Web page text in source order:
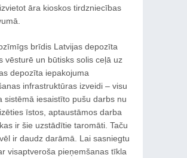
āra kioskos tirdzniecības
brīdis Latvijas depozīta
vēsturē un būtisks solis ceļā uz
depozīta iepakojuma
infrastruktūras izveidi – visu
sistēmā iesaistīto pušu darbs nu
īstos, aptaustāmos darba
ir šie uzstādītie taromāti. Taču
ir daudz darāmā. Lai sasniegtu
visaptveroša pieņemšanas tīkla